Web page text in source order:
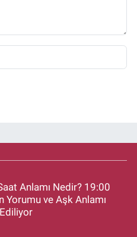
Anlamı Nedir? 19:00
Yorumu ve Aşk Anlamı